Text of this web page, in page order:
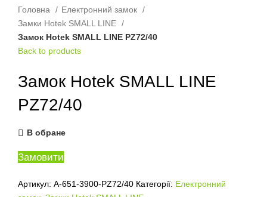
Головна
Електронний замок
Замки Hotek SMALL LINE
Замок Hotek SMALL LINE PZ72/40
Back to products
Замок Hotek SMALL LINE
PZ72/40
В обране
Замовити
Артикул: A-651-3900-PZ72/40 Категорії: Електронний